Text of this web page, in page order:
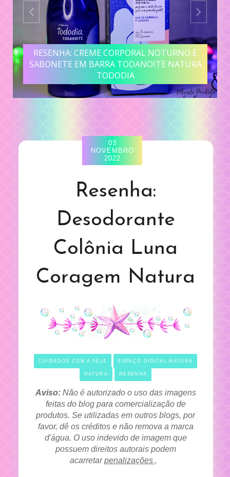
RESENHA: CREME CORPORAL NOTURNO E
SABONETE EM BARRA TODANOITE NATURA
TODODIA
03
NOVEMBRO
2022
Resenha:
Desodorante
Colônia Luna
Coragem Natura
CUIDADOS COM A PELE ESPAÇO DIGITAL NATURA
NATURA RESENHA
Aviso: Não é autorizado o uso das imagens
feitas do blog para comercialização de
produtos. Se utilizadas em outros blogs, por
favor, dê os créditos e não remova a marca
d'água. O uso indevido de imagem que
possuem direitos autorais podem
acarretarpenalizações .